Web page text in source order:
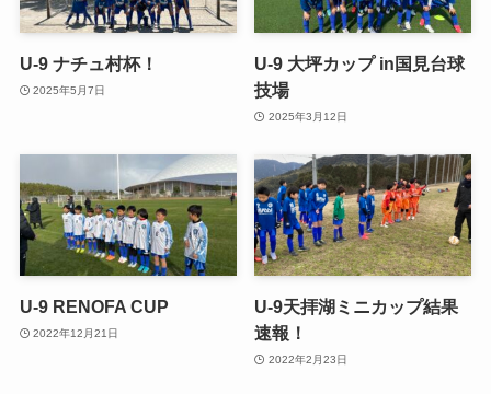
U-9 ナチュ村杯！
2025年5月7日
U-9 大坪カップ in国見台球
技場
2025年3月12日
U-9 RENOFA CUP
2022年12月21日
U-9天拝湖ミニカップ結果
速報！
2022年2月23日